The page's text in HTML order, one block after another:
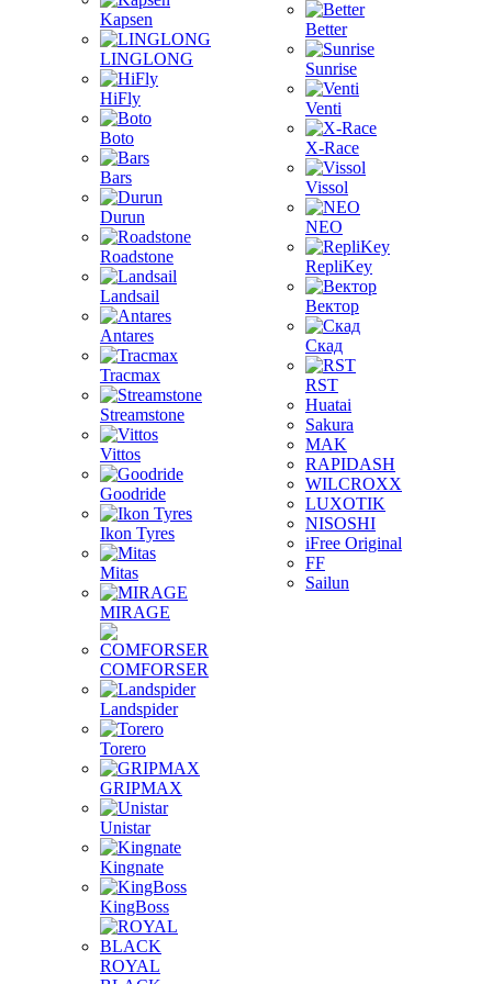
Kapsen
LINGLONG
HiFly
Boto
Bars
Durun
Roadstone
Landsail
Antares
Tracmax
Streamstone
Vittos
Goodride
Ikon Tyres
Mitas
MIRAGE
COMFORSER
Landspider
Torero
GRIPMAX
Unistar
Kingnate
KingBoss
ROYAL
Better
Sunrise
Venti
X-Race
Vissol
NEO
RepliKey
Вектор
Скад
RST
Huatai
Sakura
MAK
RAPIDASH
WILCROXX
LUXOTIK
NISOSHI
iFree Original
FF
Sailun